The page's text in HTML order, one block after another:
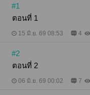
การเป็นพ่อ
พอค่ะ เพร
#1
ตอนที่ 1
15 มิ.ย. 69 08:53 4
#2
ตอนที่ 2
06 มิ.ย. 69 00:02 7